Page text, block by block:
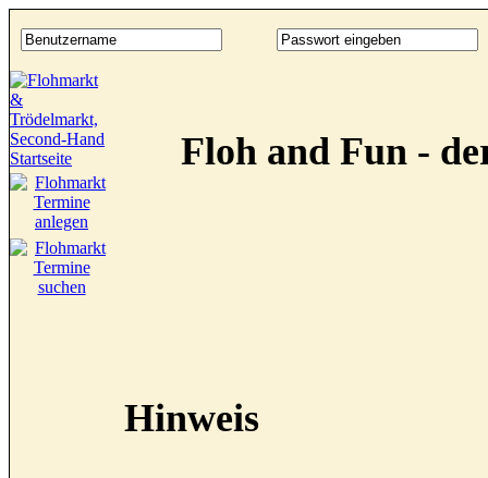
Floh and Fun -
Hinweis